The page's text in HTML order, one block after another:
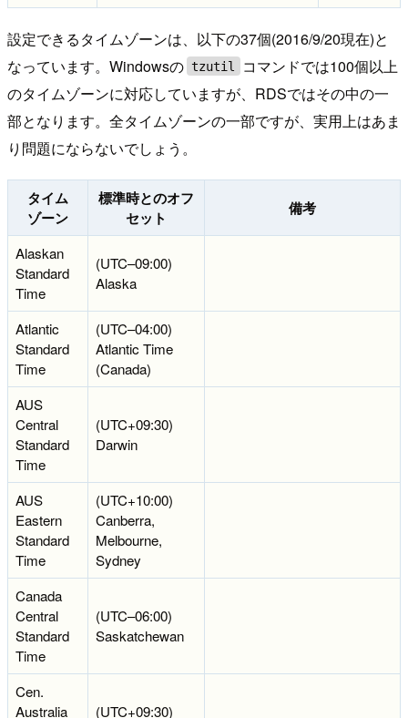
設定できるタイムゾーンは、以下の37個(2016/9/20現在)と
なっています。Windowsの tzutil
コマンドでは100個以上
のタイムゾーンに対応していますが、RDSではその中の一
部となります。全タイムゾーンの一部ですが、実用上はあま
り問題にならないでしょう。
タイム
ゾーン
標準時とのオフ
セット
備考
Alaskan
Standard
Time
(UTC–09:00)
Alaska
Atlantic
Standard
Time
(UTC–04:00)
Atlantic Time
(Canada)
AUS
Central
Standard
Time
(UTC+09:30)
Darwin
AUS
Eastern
Standard
Time
(UTC+10:00)
Canberra,
Melbourne,
Sydney
Canada
Central
Standard
Time
(UTC–06:00)
Saskatchewan
Cen.
Australia
(UTC+09:30)